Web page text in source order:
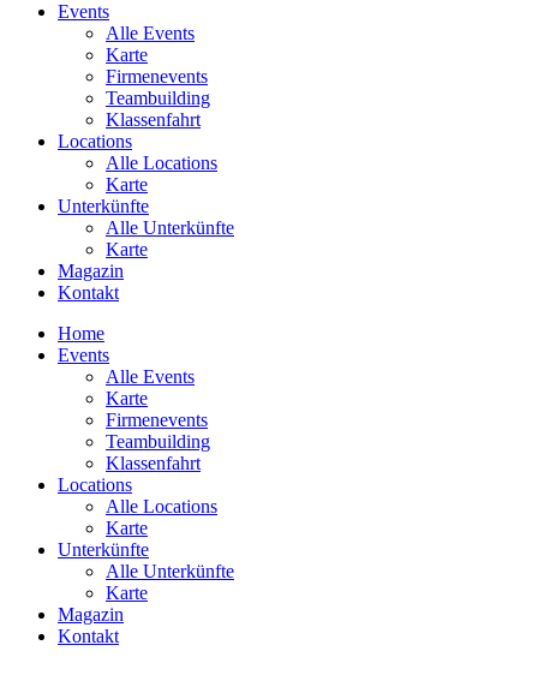
Events
Alle Events
Karte
Firmenevents
Teambuilding
Klassenfahrt
Locations
Alle Locations
Karte
Unterkünfte
Alle Unterkünfte
Karte
Magazin
Kontakt
Home
Events
Alle Events
Karte
Firmenevents
Teambuilding
Klassenfahrt
Locations
Alle Locations
Karte
Unterkünfte
Alle Unterkünfte
Karte
Magazin
Kontakt